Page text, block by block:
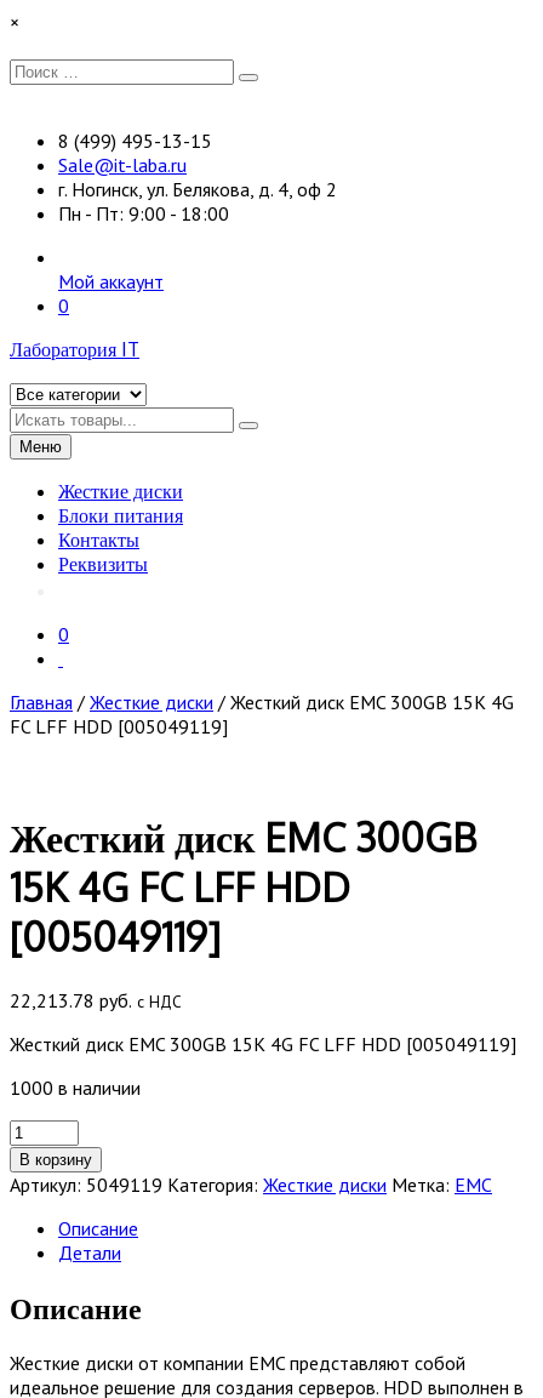
Перейти
содержимому
×
Искать:
Поиск
8 (499) 495-13-15
Sale@it-laba.ru
г. Ногинск, ул. Белякова, д. 4, оф 2
Пн - Пт: 9:00 - 18:00
Мой аккаунт
0
Лаборатория IT
Искать
Меню
Жесткие диски
Блоки питания
Контакты
Реквизиты
0
Главная / Жесткие диски / Жесткий диск EMC 300GB 15K 4G
FC LFF HDD [005049119]
Жесткий диск EMC 300GB
15K 4G FC LFF HDD
[005049119]
22,213.78 руб. с НДС
Жесткий диск EMC 300GB 15K 4G FC LFF HDD [005049119]
1000 в наличии
Количество
товара
Жесткий
диск
EMC
300GB
4G
FC
HDD
В корзину
Артикул: 5049119 Категория: Жесткие диски Метка: EMC
Описание
Детали
Описание
Жесткие диски от компании EMC представляют собой
идеальное решение для создания серверов. HDD выполнен в